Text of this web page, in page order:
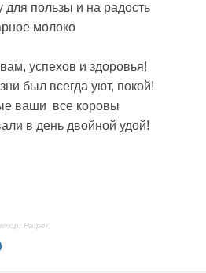
для пользы и на радость
молоко
успехов и здоровья!
был всегда уют, покой!
ваши все коровы
в день двойной удой!
Harper